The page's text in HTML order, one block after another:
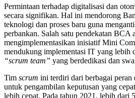
Permintaan terhadap digitalisasi dan
secara signifikan. Hal ini mendorong
teknologi dan proses baru guna
perbankan. Salah satu pendekatan BCA
mengimplementasikan inisiatif Mini
mendukung implementasi IT yang lebih
“scrum team” yang berdedikasi dan
Tim scrum ini terdiri dari berbagai
untuk pengambilan keputusan yang
lebih cepat. Pada tahun 2021, lebih dari